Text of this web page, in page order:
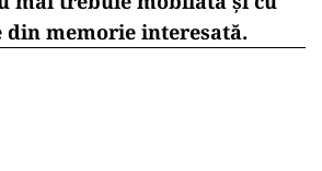
memorie interesată.